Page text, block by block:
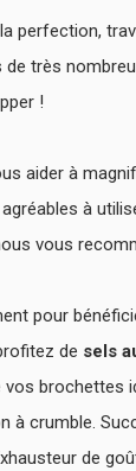
perfection,
très
!
aider à
à
vous
pour
de sels
brochettes
à crumble.
de